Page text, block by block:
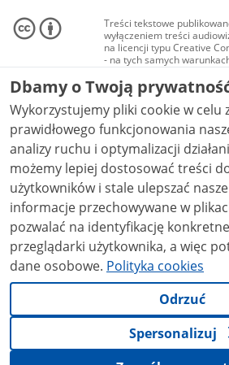
Treści tekstowe
wyłączeniem treści
na licencji typu Creative
- na tych samych
Materiały audiowizualne,
audio i wideo, są
Creative Commons:
niekomercyjne - bez
NC-ND 4.0), o ile nie jest to
Dbamy o Twoją
Wykorzystujemy pliki cookie w celu
prawidłowego funkcjonowania
analizy ruchu i optymalizacji działania
możemy lepiej dostosować treści
użytkowników i stale ulepszać nasze usługi.
informacje przechowywane w
pozwalać na identyfikację
przeglądarki użytkownika, a więc
dane osobowe. Polityka cookies
Odrzuć
Spersonalizuj